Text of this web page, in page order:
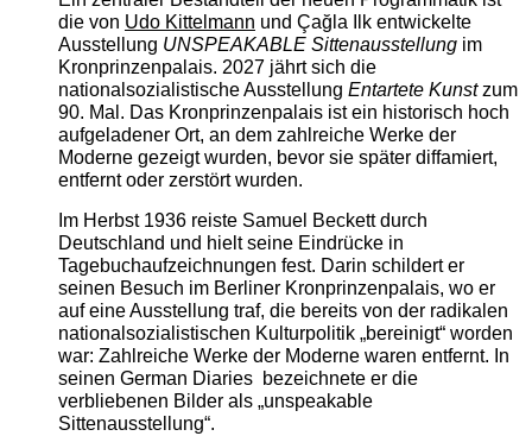
die von Udo Kittelmann und Çağla Ilk entwickelte
Ausstellung UNSPEAKABLE Sittenausstellungim
Kronprinzenpalais. 2027 jährt sich die
nationalsozialistische Ausstellung Entartete Kunstzum
90. Mal. Das Kronprinzenpalais ist ein historisch hoch
aufgeladener Ort, an dem zahlreiche Werke der
Moderne gezeigt wurden, bevor sie später diffamiert,
entfernt oder zerstört wurden.
Im Herbst 1936 reiste Samuel Beckett durch
Deutschland und hielt seine Eindrücke in
Tagebuchaufzeichnungen fest. Darin schildert er
seinen Besuch im Berliner Kronprinzenpalais, wo er
auf eine Ausstellung traf, die bereits von der radikalen
nationalsozialistischen Kulturpolitik „bereinigt“ worden
war: Zahlreiche Werke der Moderne waren entfernt. In
seinen German Diaries bezeichnete er die
verbliebenen Bilder als „unspeakable
Sittenausstellung“.